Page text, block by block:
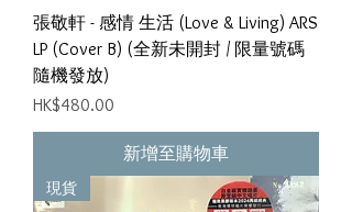
張敬軒 - 感情 生活 (Love & Living) ARS
LP (Cover B) (全新未開封 / 限量號碼
隨機發放)
價格
HK$480.00
新增至購物車
現貨